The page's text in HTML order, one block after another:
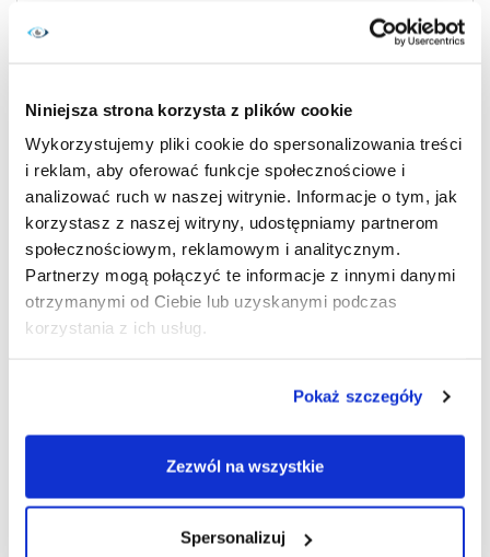
Niniejsza strona korzysta z plików cookie
Wykorzystujemy pliki cookie do spersonalizowania treści
i reklam, aby oferować funkcje społecznościowe i
analizować ruch w naszej witrynie. Informacje o tym, jak
korzystasz z naszej witryny, udostępniamy partnerom
społecznościowym, reklamowym i analitycznym.
Partnerzy mogą połączyć te informacje z innymi danymi
otrzymanymi od Ciebie lub uzyskanymi podczas
korzystania z ich usług.
Pokaż szczegóły
Zezwól na wszystkie
Spersonalizuj
ocenę komfortu i ostrości widzenia w codziennych
W niektórych przypadkach najlepszym rozwiązaniem są
bardzo wysokich wadach lub nieregularnej rogówce.
Zalety korekcji dużej wady
wzroku soczewkami
lepszą jakość i stabilność widzenia,
szersze pole widzenia niż w okularach,
większy komfort podczas aktywności fizycznej,
naturalne proporcje obrazu.